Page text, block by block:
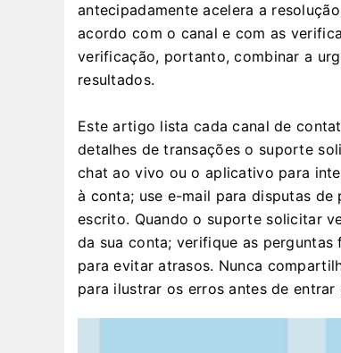
antecipadamente acelera a
acordo com o canal e com as
verificação, portanto, combinar a
resultados.
Este artigo lista cada canal de
detalhes de transações o suporte
chat ao vivo ou o aplicativo para
à conta; use e-mail para disputas
escrito. Quando o suporte solicitar
da sua conta; verifique as
para evitar atrasos. Nunca
para ilustrar os erros antes de